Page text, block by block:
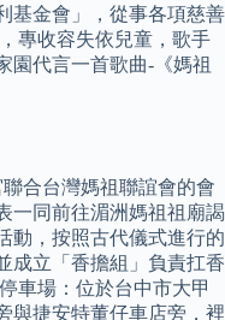
基金會」，從事各項慈善
專收容失依兒童，歌手
園代言一首歌曲-《媽祖
合台灣媽祖聯誼會的會
一同前往湄洲媽祖祖廟謁
動，按照古代儀式進行的
成立「香擔組」負責扛香
車場：位於台中市大甲
與捷安特董仔車店旁，裡